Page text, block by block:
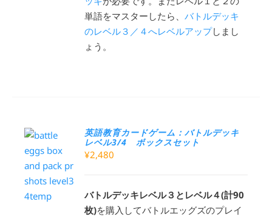
単語をマスターしたら、バトルデッキ
のレベル３／４へレベルアップしまし
ょう。
英語教育カードゲーム：バトルデッキ
レベル3/4 ボックスセット
¥2,480
バトルデッキレベル３とレベル４(計90
枚)を購入してバトルエッグズのプレイ